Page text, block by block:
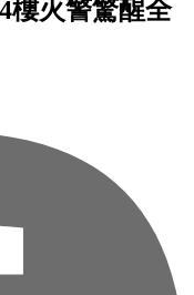
火警驚醒全